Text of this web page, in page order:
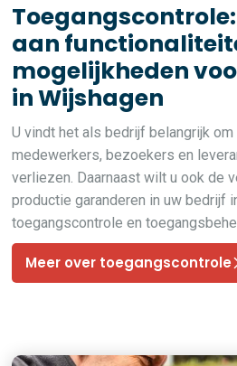
aan
mogelijkheden
in Wijshagen
U vindt het als bedrijf belangrijk
medewerkers, bezoekers en
verliezen. Daarnaast wilt u ook de
productie garanderen in uw bedrijf
toegangscontrole en
Meer over toegangscontrole